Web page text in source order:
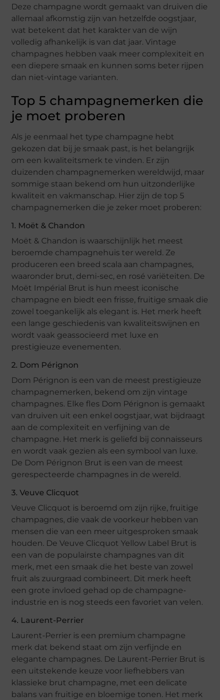
Deze champagne wordt gemaakt van druiven die
allemaal afkomstig zijn van hetzelfde oogstjaar,
wat betekent dat het karakter van de wijn
volledig afhankelijk is van dat jaar. Vintage
champagnes hebben vaak meer complexiteit en
een diepere smaak en kunnen soms beter rijpen
dan niet-vintage varianten.
Top 5 champagnemerken die
je moet proberen
Als je eenmaal het type champagne hebt
gekozen dat bij je smaak past, is het belangrijk
om een kwaliteitsmerk te vinden. Er zijn
duizenden champagnemerken wereldwijd, maar
sommige staan bekend om hun uitzonderlijke
kwaliteit en vakmanschap. Hier zijn de top 5
champagnemerken die je zeker moet proberen:
1. Moët & Chandon
Moët & Chandon is waarschijnlijk het meest
beroemde champagnehuis ter wereld. Ze
produceren een breed scala aan champagnes,
waaronder brut, demi-sec, en rosé variëteiten. De
Moët Impérial Brut is hun meest iconische
champagne en biedt een frisse, fruitige smaak die
zowel toegankelijk als elegant is. Het merk heeft
een lange geschiedenis van kwaliteitswijnen en
wordt vaak geassocieerd met luxe en
prestigieuze evenementen.
2. Dom Pérignon
Dom Pérignon is een van de meest prestigieuze
champagnemerken, bekend om zijn vintage
champagnes. Elke fles Dom Pérignon is gemaakt
van druiven uit een enkel oogstjaar, wat bijdraagt
aan de complexiteit en verfijning van de
champagne. Het merk is geliefd bij connaisseurs
en wordt vaak gezien als een symbool van luxe.
De Dom Pérignon Brut is een van de meest
gerespecteerde champagnes in de wereld.
3. Veuve Clicquot
Veuve Clicquot is beroemd om zijn rijke, fruitige
champagnes, die vaak de voorkeur hebben van
mensen die van een meer uitgesproken smaak
houden. De Veuve Clicquot Yellow Label Brut is
een van de populairste champagnes van dit
merk, met een smaak die het beste van zowel
fruit als zuurgraad combineert. Dit merk heeft
een grote invloed gehad op de champagne-
industrie en is nog steeds een favoriet van velen.
4. Laurent-Perrier
Laurent-Perrier is een premium champagne
merk dat bekend staat om zijn verfijnde en
elegante champagnes. De Laurent-Perrier Brut is
een uitstekende keuze voor liefhebbers van
klassieke brut champagne, met een delicate
balans van fruitige en bloemige tonen. Het merk